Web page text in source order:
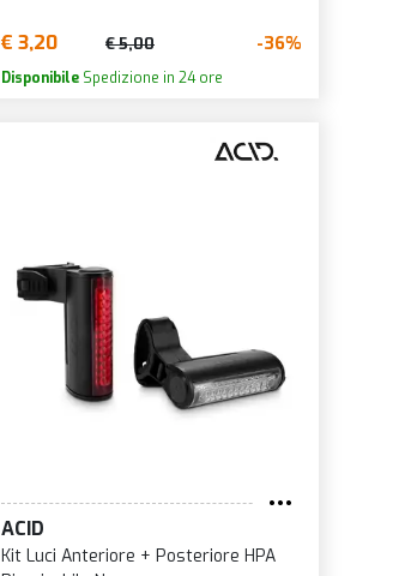
€ 3,20 € 5,00 -36%
DisponibileSpedizione in 24 ore
ACID
Kit Luci Anteriore + Posteriore HPA